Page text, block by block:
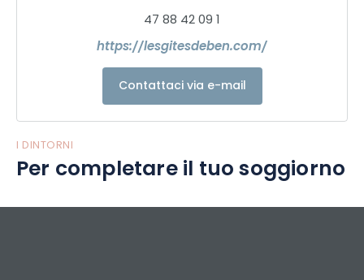
47 88 42 09 1
https://lesgitesdeben.com/
Contattaci via e-mail
I DINTORNI
Per completare il tuo soggiorno